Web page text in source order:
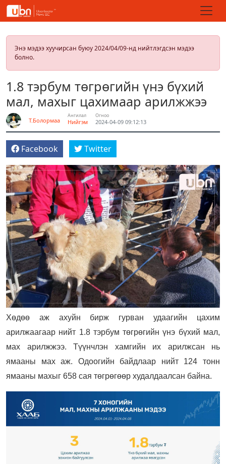
Энэ мэдээ хуучирсан буюу 2024/04/09-нд нийтлэгдсэн мэдээ
болно.
1.8 тэрбум төгрөгийн үнэ бүхий
мал, махыг цахимаар арилжжээ
Т.Болормаа
Ангилал
Нийгэм
Огноо
2024-04-09 09:12:13
Facebook Twitter
Хөдөө аж ахуйн бирж гурван удаагийн цахим
арилжаагаар нийт 1.8 тэрбум төгрөгийн үнэ бүхий мал,
мах арилжжээ. Түүнчлэн хамгийн их арилжсан нь
ямааны мах аж. Одоогийн байдлаар нийт 124 тонн
ямааны махыг 658 сая төгрөгөөр худалдаалсан байна.